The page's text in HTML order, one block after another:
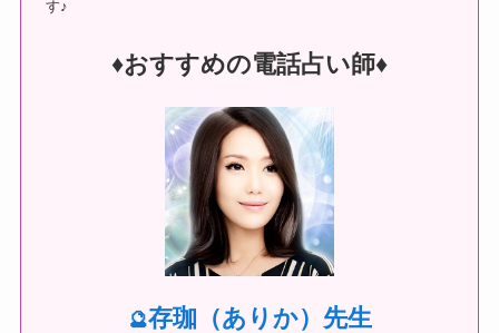
す♪
♦︎おすすめの電話占い師♦︎
🔮存珈（ありか）先生